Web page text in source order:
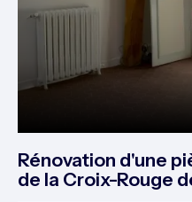
Rénovation d'une
de la Croix-Rouge